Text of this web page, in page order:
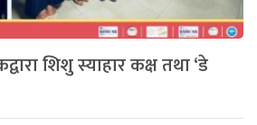
शिशु स्याहार कक्ष तथा ‘डे